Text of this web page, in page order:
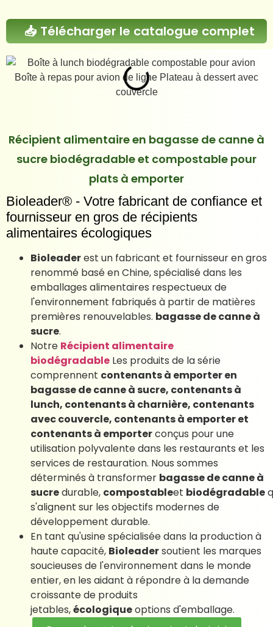
📥 Télécharger le catalogue complet
Récipient alimentaire en bagasse de canne à
sucre biodégradable et compostable pour
plats à emporter
Bioleader® - Votre fabricant de confiance et
fournisseur en gros de récipients
alimentaires écologiques
Bioleaderest un fabricant et fournisseur en gros
renommé basé en Chine, spécialisé dans les
emballages alimentaires respectueux de
l'environnement fabriqués à partir de matières
premières renouvelables. bagasse de canne à
sucre.
Notre Récipient alimentaire
biodégradable Les produits de la série
comprennent contenants à emporter en
bagasse de canne à sucre, contenants à
lunch, contenants à charnière, contenants
avec couvercle, contenants à emporter et
contenants à emporterconçus pour une
utilisation polyvalente dans les restaurants et les
services de restauration. Nous sommes
déterminés à transformer bagasse de canne à
sucredurable, compostableet biodégradable
s'alignent sur les objectifs modernes de
développement durable.
En tant qu'usine spécialisée dans la production à
haute capacité, Bioleadersoutient les marques
soucieuses de l'environnement dans le monde
entier, en les aidant à répondre à la demande
croissante de produits
jetables,écologiqueoptions d'emballage.